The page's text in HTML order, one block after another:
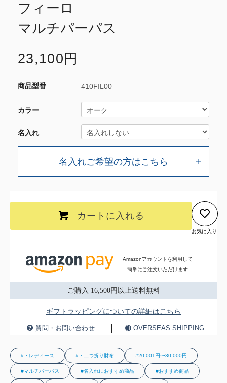
フィーロ
マルチパーパス
23,100円
410FIL00
カラー
名入れ
名入れご希望の方はこちら
カートに入れる
お気に入り
Amazonアカウントを利用して
簡単にご注文いただけます
ご購入 16,500円以上送料無料
ギフトラッピングについての詳細はこちら
質問・お問い合わせ OVERSEAS SHIPPING
#・レディース #・二つ折り財布 #20,001円〜30,000円
#マルチパーパス #名入れにおすすめ商品 #おすすめ商品